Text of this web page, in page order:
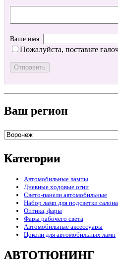
Ваше имя:
Пожалуйста, поставьте
Ваш регион
Категории
Автомобильные лампы
Дневные ходовые огни
Свето-панели автомобильные
Набор ламп для подсветки
Оптика, фары
Фары рабочего света
Автомобильные аксессуары
Цоколи для автомобильных ламп
АВТОТЮНИНГ